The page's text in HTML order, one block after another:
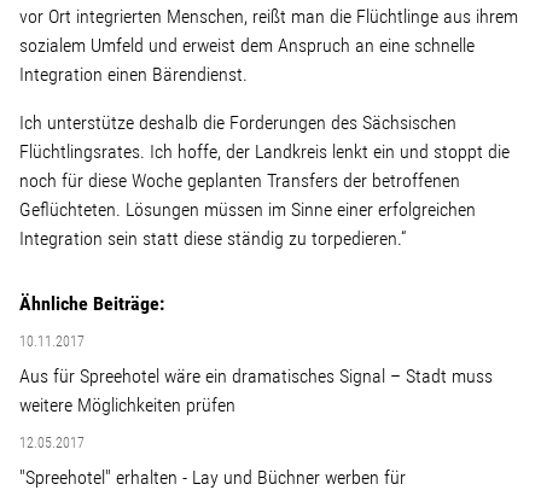
Pressebilder
Service
Termine
Transparenz
vor Ort integrierten Menschen, reißt man die Flüchtlinge aus ihrem
sozialem Umfeld und erweist dem Anspruch an eine schnelle
Integration einen Bärendienst.
Ich unterstütze deshalb die Forderungen des Sächsischen
Flüchtlingsrates. Ich hoffe, der Landkreis lenkt ein und stoppt die
noch für diese Woche geplanten Transfers der betroffenen
Geflüchteten. Lösungen müssen im Sinne einer erfolgreichen
Integration sein statt diese ständig zu torpedieren.“
Ähnliche Beiträge:
10.11.2017
Aus für Spreehotel wäre ein dramatisches Signal – Stadt muss
weitere Möglichkeiten prüfen
12.05.2017
"Spreehotel" erhalten - Lay und Büchner werben für